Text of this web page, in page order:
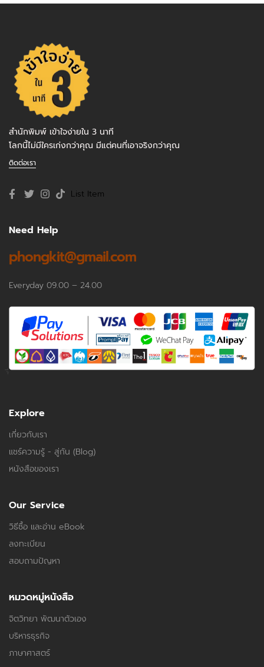
สำนักพิมพ์ เข้าใจง่ายใน 3 นาที
โลกนี้ไม่มีใครเก่งกว่าคุณ มีแต่คนที่เอาจริงกว่าคุณ
ติดต่อเรา
List Item
Need Help
phongkit@gmail.com
Everyday 09.00 – 24.00
Explore
เกี่ยวกับเรา
แชร์ความรู้ - สู่กัน (Blog)
หนังสือของเรา
Our Service
วิธีซื้อ และอ่าน eBook
ลงทะเบียน
สอบถามปัญหา
หมวดหมู่หนังสือ
จิตวิทยา พัฒนาตัวเอง
บริหารธุรกิจ
ภาษาศาสตร์